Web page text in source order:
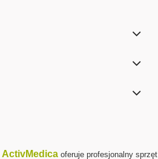
ActivMedicaoferuje profesjonalny sprzęt